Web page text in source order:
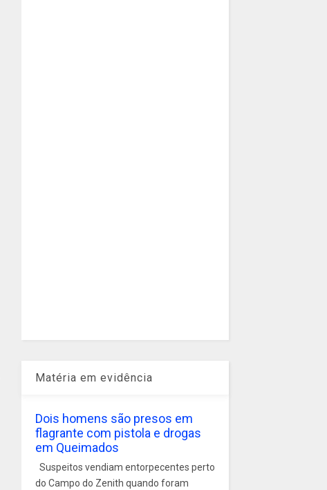
Matéria em evidência
Dois homens são presos em
flagrante com pistola e drogas
em Queimados
Suspeitos vendiam entorpecentes perto
do Campo do Zenith quando foram